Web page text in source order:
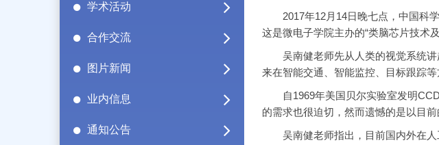
学术活动
合作交流
图片新闻
业内信息
通知公告
2017年12月14日晚七点，中国科学
这是微电子学院主办的“类脑芯片技术
吴南健老师先从人类的视觉系统讲
来在智能交通、智能监控、目标跟踪等
自1969年美国贝尔实验室发明CCD
的需求也很迫切，然而遗憾的是以目
吴南健老师指出，目前国内外在人